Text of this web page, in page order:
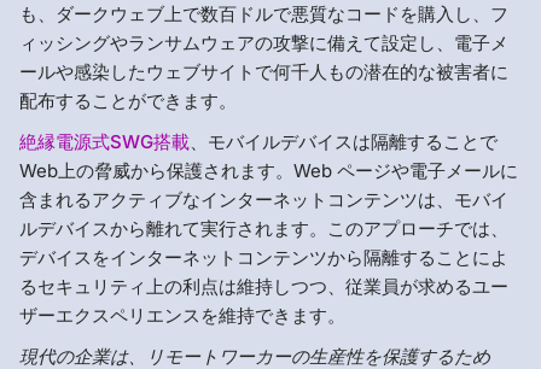
も、ダークウェブ上で数百ドルで悪質なコードを購入し、フ
ィッシングやランサムウェアの攻撃に備えて設定し、電子メ
ールや感染したウェブサイトで何千人もの潜在的な被害者に
配布することができます。
絶縁電源式SWG搭載、モバイルデバイスは隔離することで
Web上の脅威から保護されます。Web ページや電子メールに
含まれるアクティブなインターネットコンテンツは、モバイ
ルデバイスから離れて実行されます。このアプローチでは、
デバイスをインターネットコンテンツから隔離することによ
るセキュリティ上の利点は維持しつつ、従業員が求めるユー
ザーエクスペリエンスを維持できます。
現代の企業は、リモートワーカーの生産性を保護するため